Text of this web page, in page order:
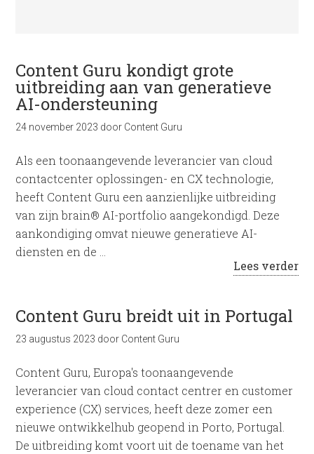
Content Guru kondigt grote
uitbreiding aan van generatieve
AI-ondersteuning
24 november 2023 door Content Guru
Als een toonaangevende leverancier van cloud
contactcenter oplossingen- en CX technologie,
heeft Content Guru een aanzienlijke uitbreiding
van zijn brain® AI-portfolio aangekondigd. Deze
aankondiging omvat nieuwe generatieve AI-
diensten en de …
Lees verder
Content Guru breidt uit in Portugal
23 augustus 2023 door Content Guru
Content Guru, Europa's toonaangevende
leverancier van cloud contact centrer en customer
experience (CX) services, heeft deze zomer een
nieuwe ontwikkelhub geopend in Porto, Portugal.
De uitbreiding komt voort uit de toename van het